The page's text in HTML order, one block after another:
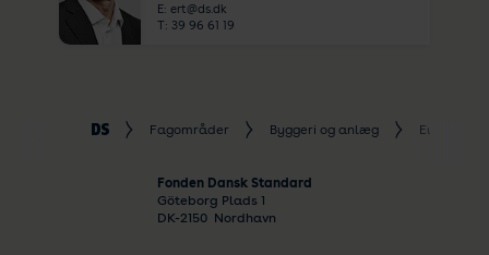
E: ert@ds.dk
T: 39 96 61 19
Fagområder Byggeri og anlæg Eurocodes
Fonden Dansk Standard
Göteborg Plads 1
DK-2150 Nordhavn